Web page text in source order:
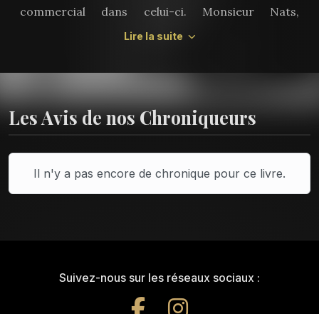
commercial dans celui-ci. Monsieur Nats,
représentant chez "En attendant un monde
Lire la suite
Les Avis de nos Chroniqueurs
Il n'y a pas encore de chronique pour ce livre.
Suivez-nous sur les réseaux sociaux :